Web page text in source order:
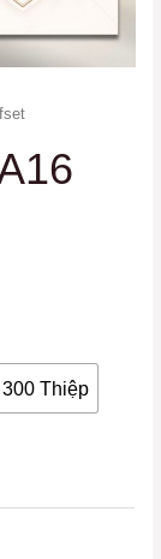
Thiệp